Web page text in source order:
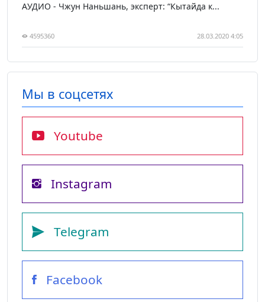
АУДИО - Чжун Наньшань, эксперт: “Кытайда к...
4595360 28.03.2020 4:05
Мы в соцсетях
Youtube
Instagram
Telegram
Facebook